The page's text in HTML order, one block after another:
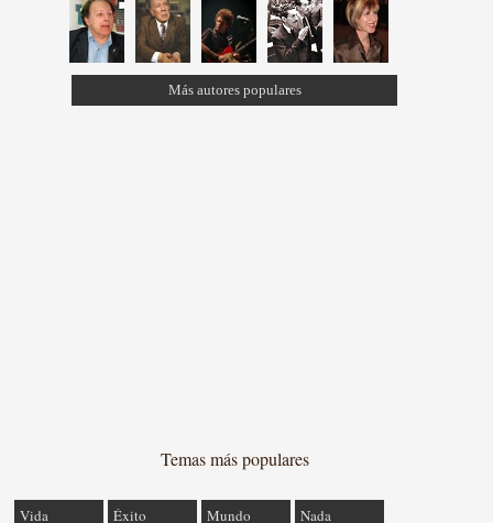
Más autores populares
Temas más populares
Vida Éxito Mundo Nada